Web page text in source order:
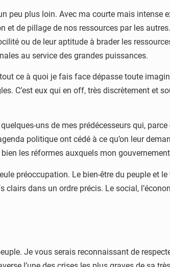
peu plus loin. Avec ma courte mais
et de pillage de nos ressources par les
ou de leur aptitude à brader les
au service des grandes puissances.
ce à quoi je fais face dépasse toute
C’est eux qui en off, très discrètement
uns de mes prédécesseurs qui,
politique ont cédé à ce qu’on leur
les réformes auxquels mon
préoccupation. Le bien-être du peuple
dans un ordre précis. Le social,
Je vous serais reconnaissant de